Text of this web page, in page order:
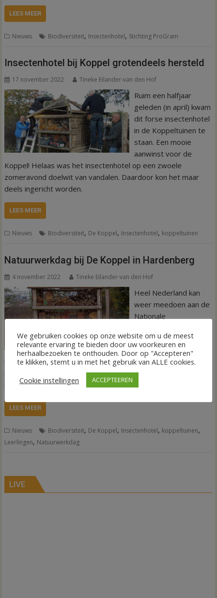
LEES MEER
Nieuws Biodiversiteit, Insectenhotel, Stichting ProGram
Insectenhotel bij Koppel grotendeels hersteld
17 november 2022 Tineke Eilander-van den Hof
Ruim een halfjaar
geleden (in april) kwam
dit forse insectenhotel
in de Koppeltuinen te
staan. Een mooie
aanwinst voor de
Koppel! Helaas was het insectenhotel op een zwoele
zomeravond doelwit van vandalen. Daardoor kon het maar
deels ingericht worden.
LEES MEER
Nieuws Biodiversiteit, De Koppel, Insectenhotel, koppeltuinen
Natuurwerkdag bij De Koppel in Hardenberg
4 november 2022 Tineke Eilander-van den Hof
Heel Nederland kan
weer meedoen aan de
Nationale
vrijdag 4 en zaterdag 5
november zijn er in het
hele land natuurklussen te doen die bijdragen aan
natuurbehoud- en herstel. In De Koppeltuinen in Hardenberg
werd donderdag al hard gewerkt.
LEES MEER
Nieuws Biodiversiteit, De Koppel, Insectenhotel, koppeltuinen,
Leerlingen, Natuurwerkdag
LIVE
We gebruiken cookies op onze website om u de meest
relevante ervaring te bieden door uw voorkeuren en
herhaalbezoeken te onthouden. Door op "Accepteren"
te klikken, stemt u in met het gebruik van ALLE cookies.
Cookie instellingen
ACCEPTEEREN